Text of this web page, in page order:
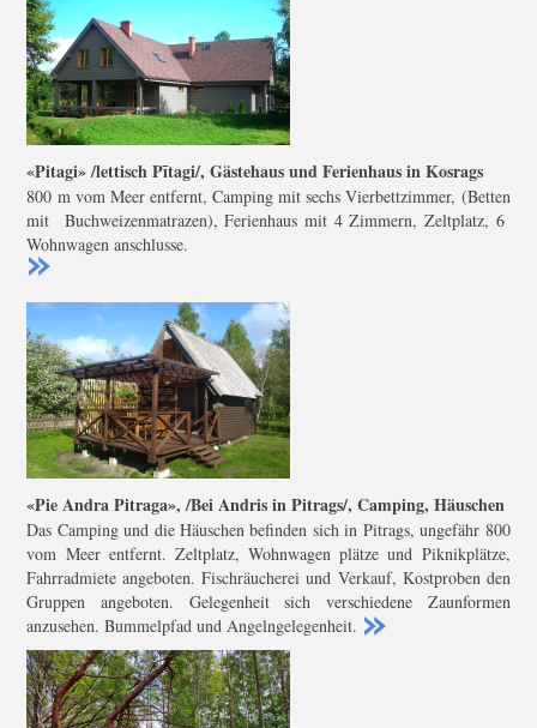
«Pitagi» /lettisch Pītagi/, Gästehaus und Ferienhaus in Kosrags
800 m vom Meer entfernt, Camping mit sechs Vierbettzimmer, (Betten
mit Buchweizenmatrazen), Ferienhaus mit 4 Zimmern, Zeltplatz, 6
Wohnwagen anschlusse.
«Pie Andra Pitraga», /Bei Andris in Pitrags/, Camping, Häuschen
Das Camping und die Häuschen befinden sich in Pitrags, ungefähr 800
vom Meer entfernt. Zeltplatz, Wohnwagen plätze und Piknikplätze,
Fahrradmiete angeboten. Fischräucherei und Verkauf, Kostproben den
Gruppen angeboten. Gelegenheit sich verschiedene Zaunformen
anzusehen. Bummelpfad und Angelngelegenheit.